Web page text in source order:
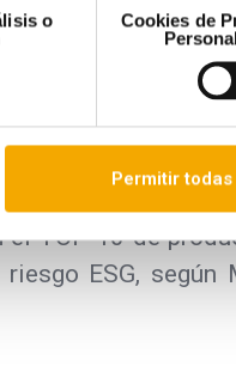
o
Cookies de
Permitir todas
modo, Audax
un Plan
de ESG y
TOP 10 de
ESG, según